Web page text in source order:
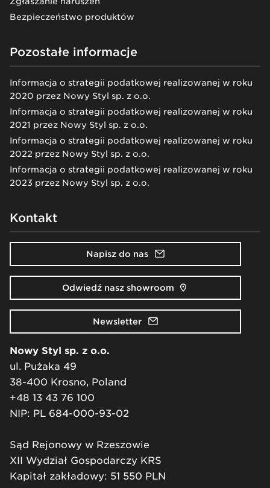
Bezpieczeństwo produktów
Pozostałe informacje
Informacja o strategii podatkowej realizowanej w roku
2020 przez Nowy Styl sp. z o.o.
Informacja o strategii podatkowej realizowanej w roku
2021 przez Nowy Styl sp. z o.o.
Informacja o strategii podatkowej realizowanej w roku
2022 przez Nowy Styl sp. z o.o.
Informacja o strategii podatkowej realizowanej w roku
2023 przez Nowy Styl sp. z o.o.
Kontakt
Napisz do nas
Odwiedź nasz showroom
Newsletter
Nowy Styl sp. z o.o.
ul. Pużaka 49
38-400 Krosno, Poland
+48 13 43 76 100
NIP: PL 684-000-93-02
Sąd Rejonowy w Rzeszowie
XII Wydział Gospodarczy KRS
Kapitał zakładowy: 51 550 PLN